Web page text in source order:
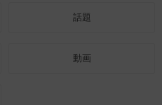
話題
動画